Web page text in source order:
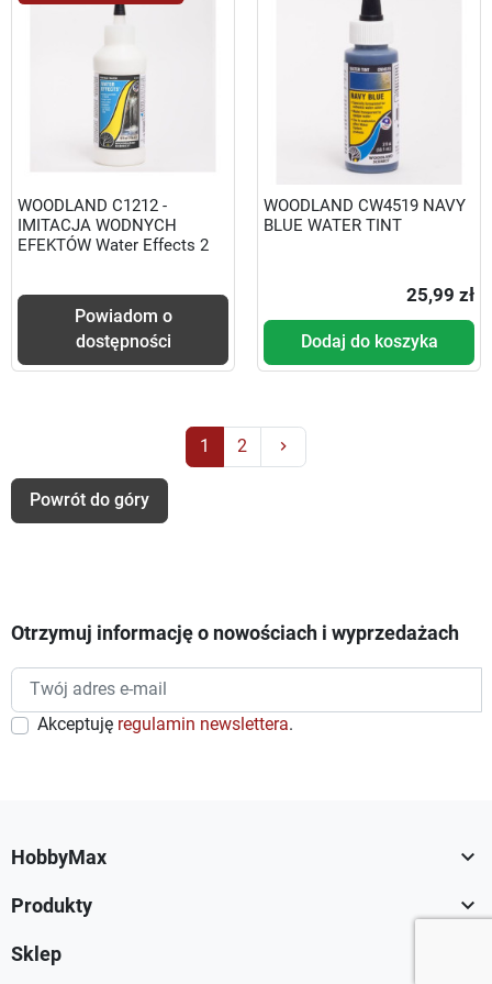
WOODLAND C1212 -
IMITACJA WODNYCH
EFEKTÓW Water Effects 2
Powiadom o
dostępności
WOODLAND CW4519 NAVY
BLUE WATER TINT
25,99 zł
Dodaj do koszyka
1 2 keyboard_arrow_right
Powrót do góry
Otrzymuj informację o nowościach i wyprzedażach
Akceptuję regulamin newslettera.
HobbyMax 
Produkty 
Sklep